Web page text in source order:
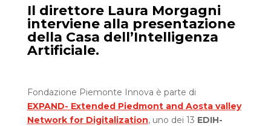
Il direttore Laura Morgagni
interviene alla presentazione
della Casa dell’Intelligenza
Artificiale.
Fondazione Piemonte Innova è parte di
EXPAND- Extended Piedmont and Aosta valley
Network for Digitalization, uno dei 13 EDIH-